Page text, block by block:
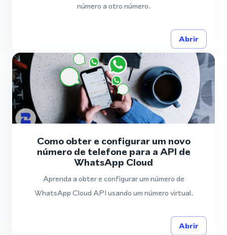
número a otro número.
Abrir
Como obter e configurar um novo
número de telefone para a API de
WhatsApp Cloud
Aprenda a obter e configurar um número de
WhatsApp Cloud API usando um número virtual.
Abrir